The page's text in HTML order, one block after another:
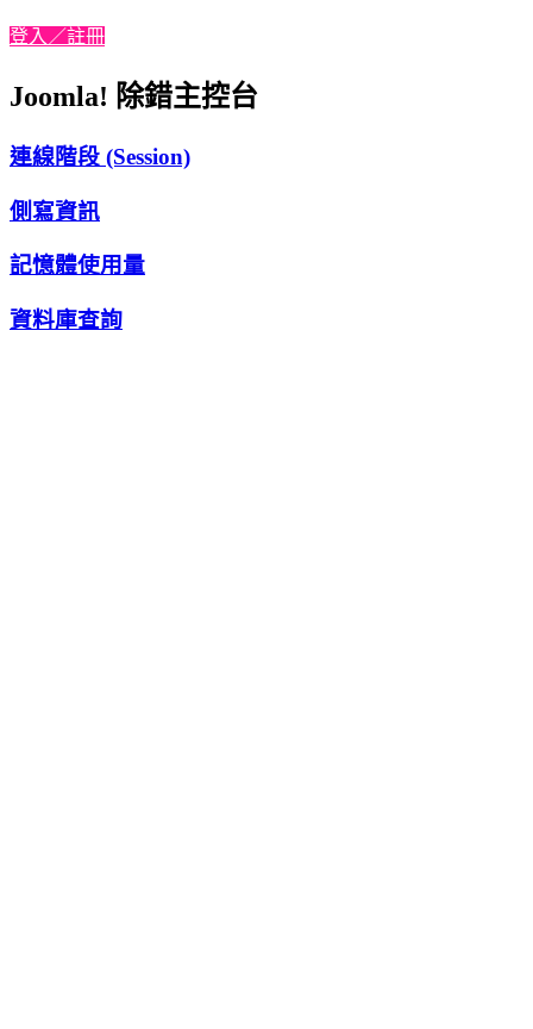
登入／註冊
Joomla! 除錯主控台
連線階段 (Session)
側寫資訊
記憶體使用量
資料庫查詢